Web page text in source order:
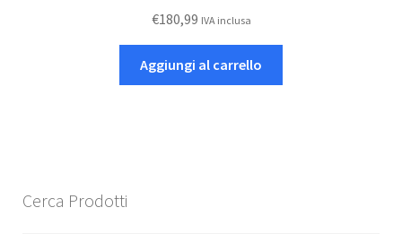
4.08
€180,99 IVA inclusa
Aggiungi al carrello
Cerca Prodotti